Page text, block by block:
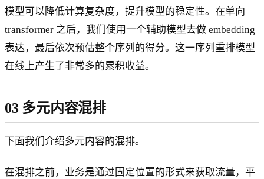
模型可以降低计算复杂度，提升模型的稳定性。在单向
transformer 之后，我们使用一个辅助模型去做 embedding
表达，最后依次预估整个序列的得分。这一序列重排模型
在线上产生了非常多的累积收益。
03 多元内容混排
下面我们介绍多元内容的混排。
在混排之前，业务是通过固定位置的形式来获取流量，平